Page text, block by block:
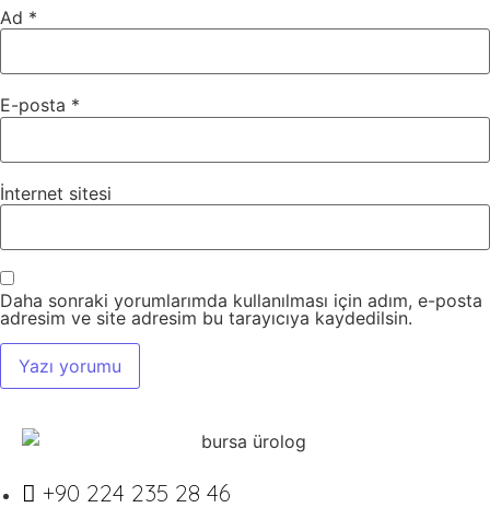
Ad *
E-posta *
İnternet sitesi
Daha sonraki yorumlarımda kullanılması için adım, e-posta
adresim ve site adresim bu tarayıcıya kaydedilsin.
+90 224 235 28 46